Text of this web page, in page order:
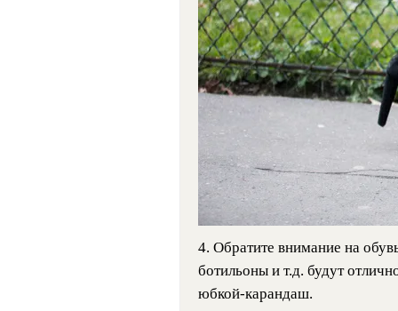
4. Обратите внимание на
ботильоны и т.д. будут
юбкой-карандаш.